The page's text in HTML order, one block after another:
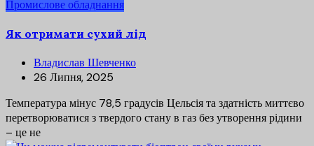
Промислове обладнання
Як отримати сухий лід
Владислав Шевченко
26 Липня, 2025
Температура мінус 78,5 градусів Цельсія та здатність миттєво
перетворюватися з твердого стану в газ без утворення рідини
– це не